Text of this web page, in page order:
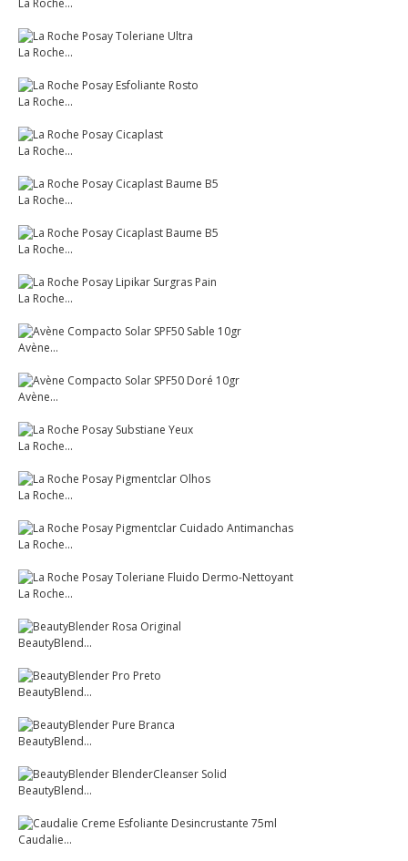
La Roche...
La Roche...
La Roche...
La Roche...
La Roche...
La Roche...
La Roche...
Avène...
Avène...
La Roche...
La Roche...
La Roche...
La Roche...
BeautyBlend...
BeautyBlend...
BeautyBlend...
BeautyBlend...
Caudalie...